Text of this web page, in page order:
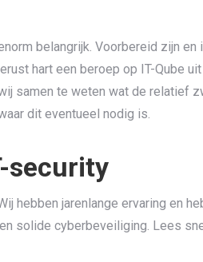
belangrijk. Voorbereid zijn
hart een beroep op IT-Qube
samen te weten wat de relatief
dit eventueel nodig is.
security
hebben jarenlange ervaring en
solide cyberbeveiliging. Lees